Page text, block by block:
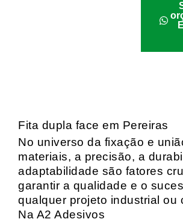
Fita dupla face em Pereiras
No universo da fixação e
materiais, a precisão, a
adaptabilidade são fatores
garantir a qualidade e o
qualquer projeto industrial ou
Na A2 Adesivos